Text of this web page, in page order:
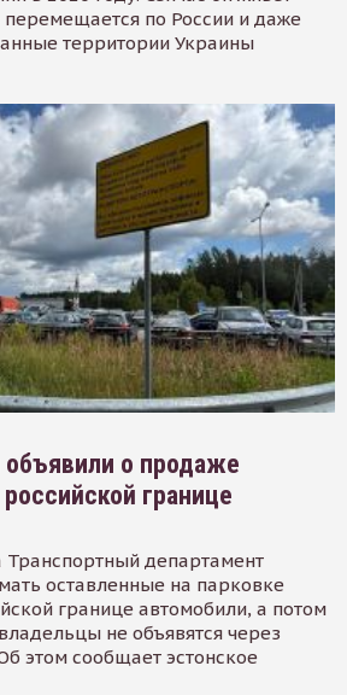
по России и даже
территории Украины
объявили о продаже
границе
Транспортный департамент
оставленные на парковке
границе автомобили, а потом
не объявятся через
этом сообщает эстонское